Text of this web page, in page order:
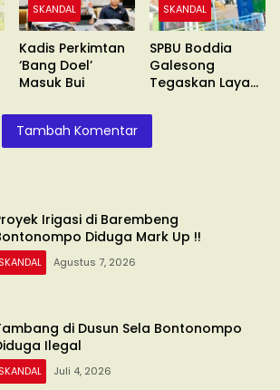
SKANDAL
Kadis Perkimtan
‘Bang Doel’
Masuk Bui
SKANDAL
SPBU Boddia
Galesong
Tegaskan Layani
Tambah Komentar
Irigasi di Barembeng
Diduga Mark Up !!
SKANDAL Agustus 7, 2026
di Dusun Sela Bontonompo
Ilegal
SKANDAL Juli 4, 2026